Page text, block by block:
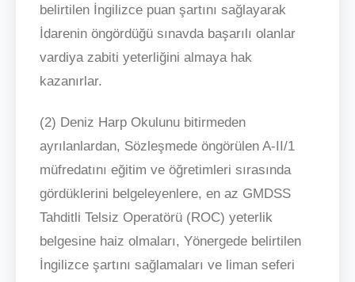
belirtilen İngilizce puan şartını sağlayarak
İdarenin öngördüğü sınavda başarılı olanlar
vardiya zabiti yeterliğini almaya hak
kazanırlar.
(2) Deniz Harp Okulunu bitirmeden
ayrılanlardan, Sözleşmede öngörülen A-II/1
müfredatını eğitim ve öğretimleri sırasında
gördüklerini belgeleyenlere, en az GMDSS
Tahditli Telsiz Operatörü (ROC) yeterlik
belgesine haiz olmaları, Yönergede belirtilen
İngilizce şartını sağlamaları ve liman seferi